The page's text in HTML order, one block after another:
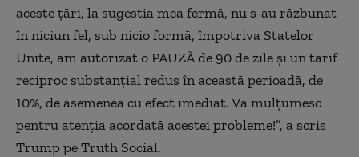
aceste țări, la sugestia mea fermă, nu s-au răzbunat
în niciun fel, sub nicio formă, împotriva Statelor
Unite, am autorizat o PAUZĂ de 90 de zile și un tarif
reciproc substanțial redus în această perioadă, de
10%, de asemenea cu efect imediat. Vă mulțumesc
pentru atenția acordată acestei probleme!”, a scris
Trump pe Truth Social.